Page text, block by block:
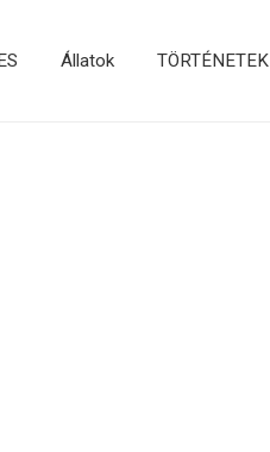
Állatok TÖRTÉNETEK